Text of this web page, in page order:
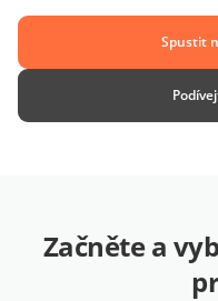
Spustit
Začněte a